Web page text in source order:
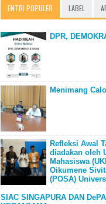
ENTRI POPULER LABEL
DPR,
Menimang
Refleksi Awal
diadakan oleh
Mahasiswa
Oikumene
(POSA)
SIAC SINGAPURA DAN